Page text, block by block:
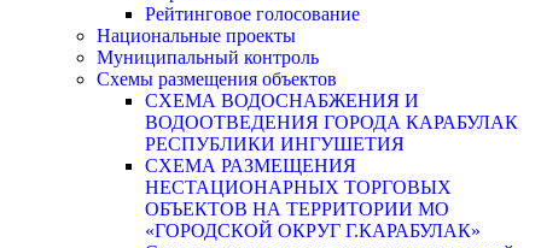
Рейтинговое голосование
Национальные проекты
Муниципальный контроль
Схемы размещения объектов
СХЕМА ВОДОСНАБЖЕНИЯ И
ВОДООТВЕДЕНИЯ ГОРОДА КАРАБУЛАК
РЕСПУБЛИКИ ИНГУШЕТИЯ
СХЕМА РАЗМЕЩЕНИЯ
НЕСТАЦИОНАРНЫХ ТОРГОВЫХ
ОБЪЕКТОВ НА ТЕРРИТОРИИ МО
«ГОРОДСКОЙ ОКРУГ Г.КАРАБУЛАК»